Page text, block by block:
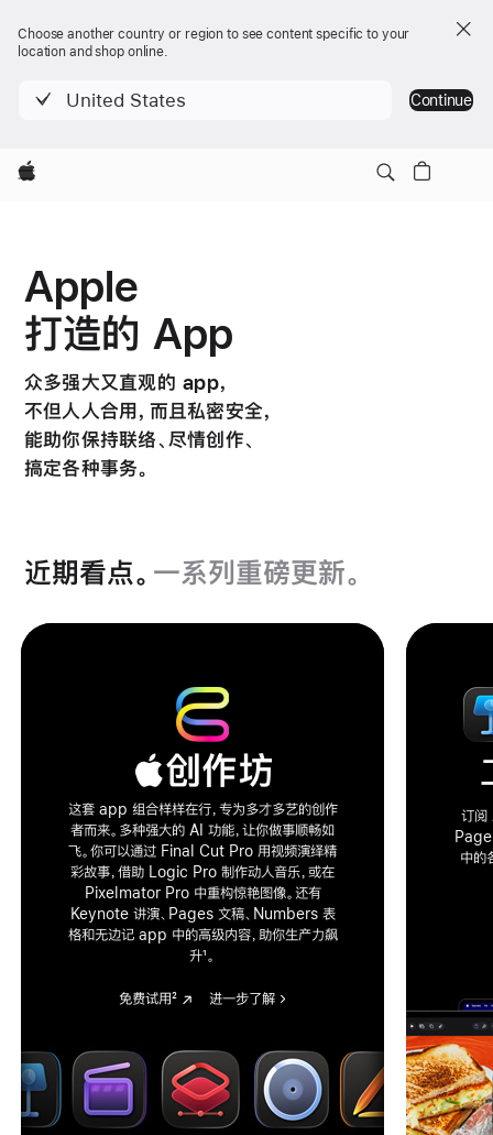
Choose another country or region to see content specific to your
location and shop online.
United States Continue
Apple
Apple
打造的 App
众多强大又直观的 app，
不但人人合用，而且私密安全，
能助你保持联络、尽情创作、
搞定各种事务。
近期看点。 一系列重磅更新。
这套 app 组合样样在行，专为多才多艺的创作
者而来。多种强大的 AI 功能，让你做事顺畅如
飞。你可以通过 Final Cut Pro 用视频演绎精
彩故事，借助 Logic Pro 制作动人音乐，或在
Pixelmator Pro 中重构惊艳图像。还有
Keynote 讲演、Pages 文稿、Numbers 表
格和无边记 app 中的高级内容，助你生产力飙
升1。
免费试用2 进一步了解
订阅
中的